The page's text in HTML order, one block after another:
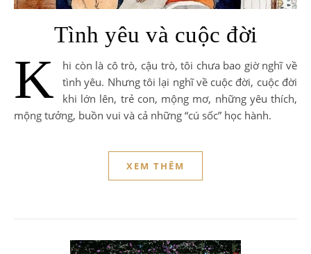
Tình yêu và cuộc đời
K
hi còn là cô trò, cậu trò, tôi chưa bao giờ nghĩ về
tình yêu. Nhưng tôi lại nghĩ về cuộc đời, cuộc đời
khi lớn lên, trẻ con, mộng mơ, những yêu thích,
mộng tưởng, buồn vui và cả những “cú sốc” học hành.
XEM THÊM